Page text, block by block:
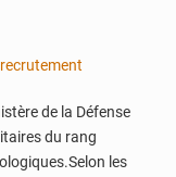
de la Défense
du rang
les